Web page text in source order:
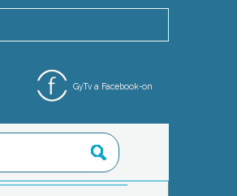
GyTv a Facebook-on